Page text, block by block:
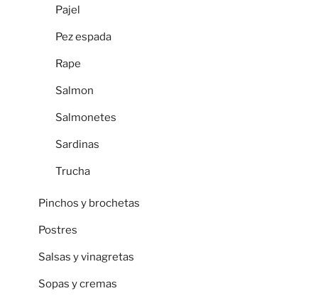
Pajel
Pez espada
Rape
Salmon
Salmonetes
Sardinas
Trucha
Pinchos y brochetas
Postres
Salsas y vinagretas
Sopas y cremas